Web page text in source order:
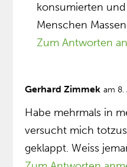
konsumierten
Menschen
Zum Antworten
Gerhard Zimmek am 8.
Habe mehrmals in
versucht mich
geklappt. Weiss